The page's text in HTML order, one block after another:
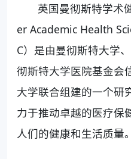
英国曼彻斯特学术
er Academic Health
C）是由曼彻斯特大学
彻斯特大学医院基金会
大学联合组建的一个研
力于推动卓越的医疗保
人们的健康和生活质量。